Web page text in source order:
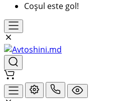
Coșul este gol!